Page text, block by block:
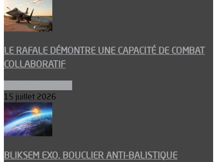
LE RAFALE DÉMONTRE UNE CAPACITÉ DE COMBAT
COLLABORATIF
15 juillet 2026
BLIKSEM EXO, BOUCLIER ANTI-BALISTIQUE